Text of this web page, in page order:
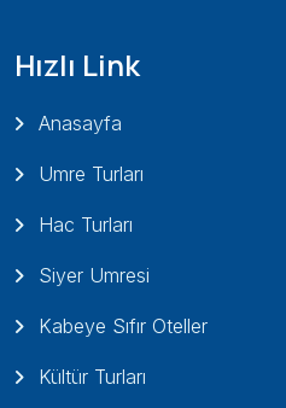
Hızlı Link
Anasayfa
Umre Turları
Hac Turları
Siyer Umresi
Kabeye Sıfır Oteller
Kültür Turları